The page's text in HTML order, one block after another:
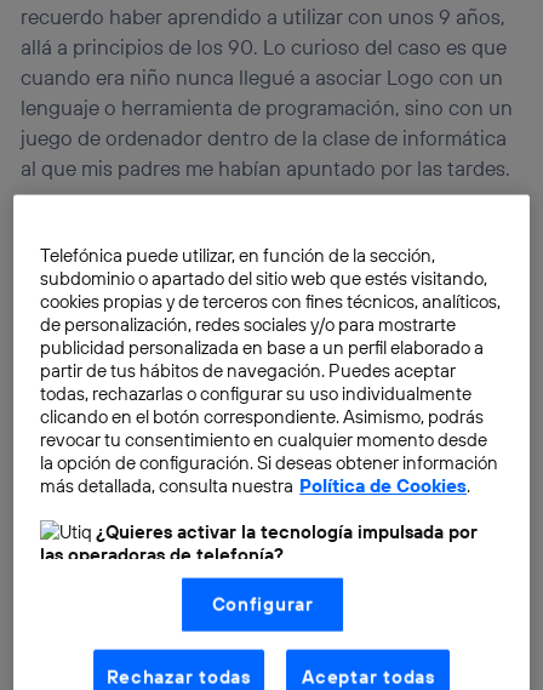
recuerdo haber aprendido a utilizar con unos 9 años,
allá a principios de los 90. Lo curioso del caso es que
cuando era niño nunca llegué a asociar Logo con un
lenguaje o herramienta de programación, sino con un
juego de ordenador dentro de la clase de informática
al que mis padres me habían apuntado por las tardes.
lógico las herramientas y opciones para los pequeños
y no tan pequeños se adentren en el mundo de la
programación y de la lógica también han
evolucionado al mismo ritmo que la informática y los
lenguajes de programación. Por lo tanto, es posible
encontrarse conmultitud de opcionestanto en
versión web, como escritorio o para tablets. Siguiendo
connuestro interéspor difundirplataformas y
herramientas para aprender a programar hoy os
presentamos una pequeña selección de juegos
sencillos con los que los niños podrán empezar a
comprender conceptos de lógica y física.
Telefónica puede utilizar, en función de la sección,
subdominio o apartado del sitio web que estés visitando,
cookies propias y de terceros con fines técnicos, analíticos,
de personalización, redes sociales y/o para mostrarte
publicidad personalizada en base a un perfil elaborado a
partir de tus hábitos de navegación. Puedes aceptar
todas, rechazarlas o configurar su uso individualmente
clicando en el botón correspondiente. Asimismo, podrás
revocar tu consentimiento en cualquier momento desde
la opción de configuración. Si deseas obtener información
más detallada, consulta nuestra Política de Cookies.
¿Quieres activar la tecnología impulsada por
las operadoras de telefonía?
Nosotros, Telefónica S.A., utilizamos la tecnología Utiq para
realizar nuestras acciones de marketing digital o análisis
(como se describe en este aviso de consentimiento)
basadas en tu navegación en nuestra(s) web(s)
aquí (solo cuando utilizas una conexión a
Configurar
Rechazar todas Aceptar todas